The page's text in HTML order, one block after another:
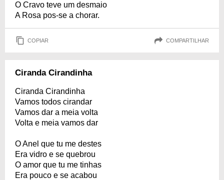
O Cravo teve um desmaio
A Rosa pos-se a chorar.
COPIAR COMPARTILHAR
Ciranda Cirandinha
Ciranda Cirandinha
Vamos todos cirandar
Vamos dar a meia volta
Volta e meia vamos dar
O Anel que tu me destes
Era vidro e se quebrou
O amor que tu me tinhas
Era pouco e se acabou